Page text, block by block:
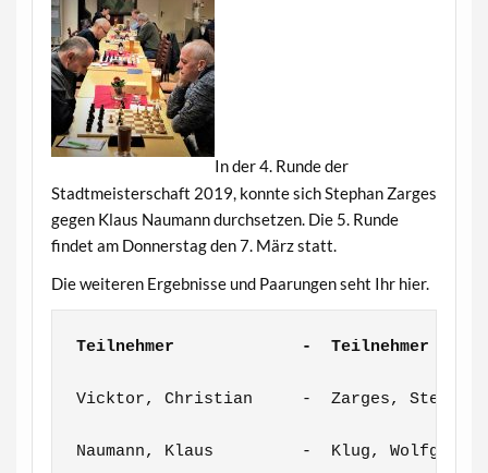
In der 4. Runde der
Stadtmeisterschaft 2019, konnte sich Stephan Zarges
gegen Klaus Naumann durchsetzen. Die 5. Runde
findet am Donnerstag den 7. März statt.
Die weiteren Ergebnisse und Paarungen seht Ihr hier.
Teilnehmer             -  Teilnehmer
Vicktor, Christian     -  Zarges,
Naumann, Klaus         -  Klug,